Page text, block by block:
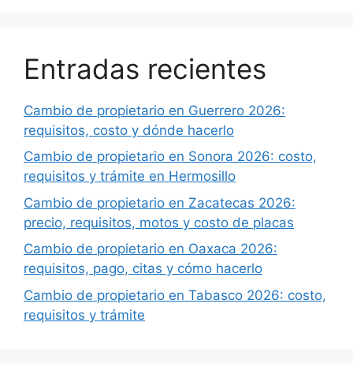
Entradas recientes
Cambio de propietario en Guerrero 2026:
requisitos, costo y dónde hacerlo
Cambio de propietario en Sonora 2026: costo,
requisitos y trámite en Hermosillo
Cambio de propietario en Zacatecas 2026:
precio, requisitos, motos y costo de placas
Cambio de propietario en Oaxaca 2026:
requisitos, pago, citas y cómo hacerlo
Cambio de propietario en Tabasco 2026: costo,
requisitos y trámite